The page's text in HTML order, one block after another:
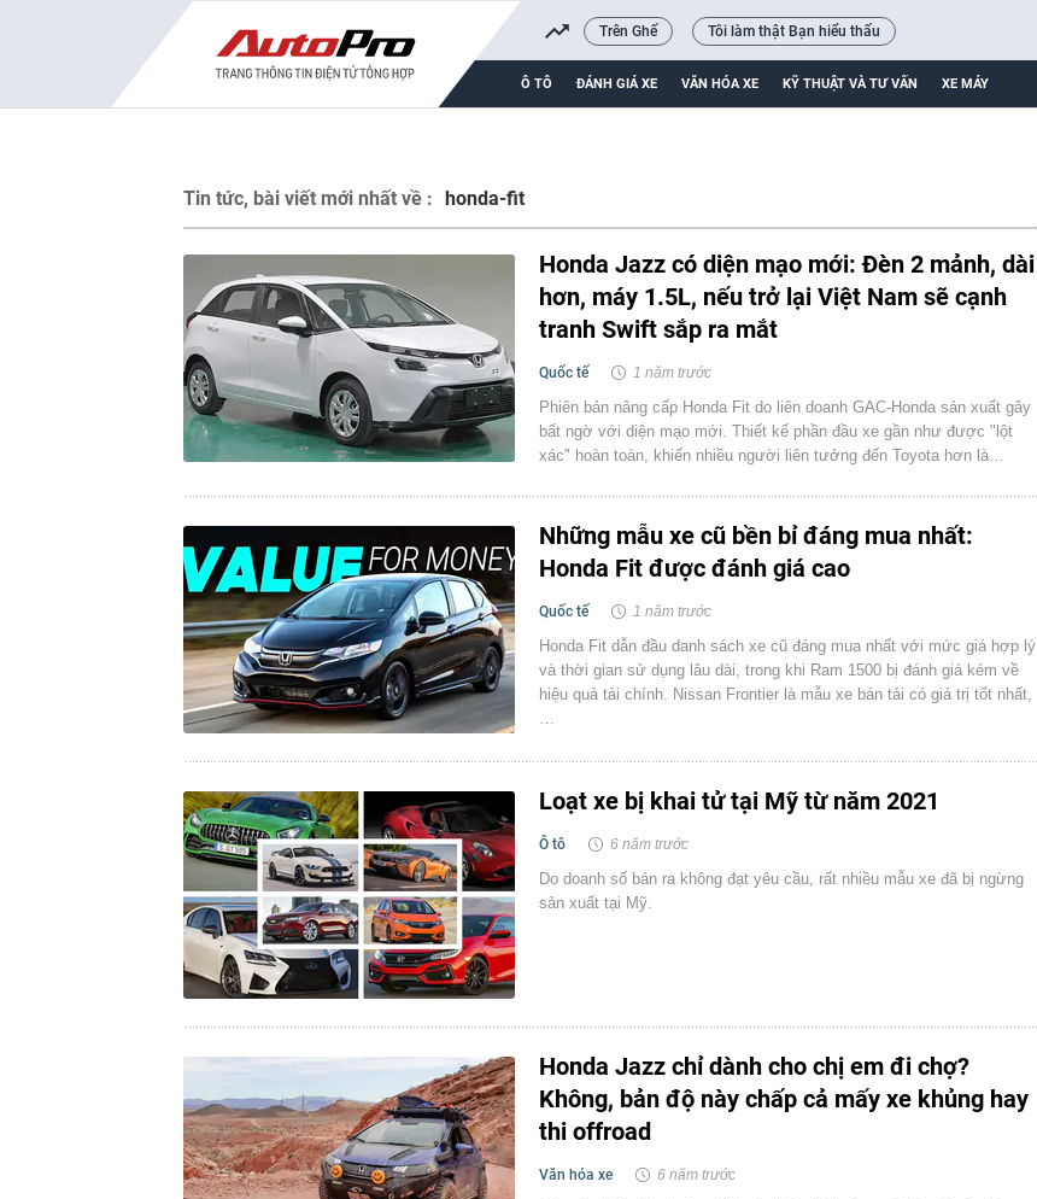
Trên Ghế Tôi làm thật Bạn hiểu thấu
Ô TÔ ĐÁNH GIÁ XE VĂN HÓA XE KỸ THUẬT VÀ TƯ VẤN XE MÁY
Tin tức, bài viết mới nhất về : honda-fit
Honda Jazz có diện mạo mới: Đèn 2 mảnh, dài
hơn, máy 1.5L, nếu trở lại Việt Nam sẽ cạnh
tranh Swift sắp ra mắt
Quốc tế 1 năm trước
Phiên bản nâng cấp Honda Fit do liên doanh GAC-Honda sản xuất gây
bất ngờ với diện mạo mới. Thiết kế phần đầu xe gần như được "lột
xác" hoàn toàn, khiến nhiều người liên tưởng đến Toyota hơn là…
Những mẫu xe cũ bền bỉ đáng mua nhất:
Honda Fit được đánh giá cao
Quốc tế 1 năm trước
Honda Fit dẫn đầu danh sách xe cũ đáng mua nhất với mức giá hợp lý
và thời gian sử dụng lâu dài, trong khi Ram 1500 bị đánh giá kém về
hiệu quả tài chính. Nissan Frontier là mẫu xe bán tải có giá trị tốt nhất,
…
Loạt xe bị khai tử tại Mỹ từ năm 2021
Ô tô 6 năm trước
Do doanh số bán ra không đạt yêu cầu, rất nhiều mẫu xe đã bị ngừng
sản xuất tại Mỹ.
Honda Jazz chỉ dành cho chị em đi chợ?
Không, bản độ này chấp cả mấy xe khủng hay
thi offroad
Văn hóa xe 6 năm trước